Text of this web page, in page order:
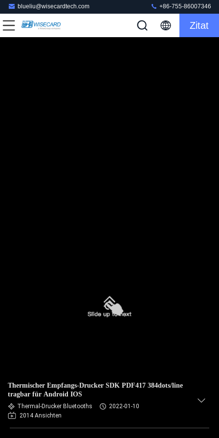
blueliu@wisecardtech.com +86-755-86007346
Zitat
Thermischer Empfangs-Drucker SDK PDF417 384dots/line
tragbar für Android IOS
Thermal-Drucker Bluetooths
2022-01-10
2014 Ansichten